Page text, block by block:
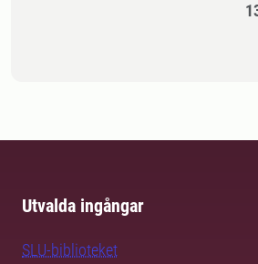
Utvalda ingångar
SLU-biblioteket